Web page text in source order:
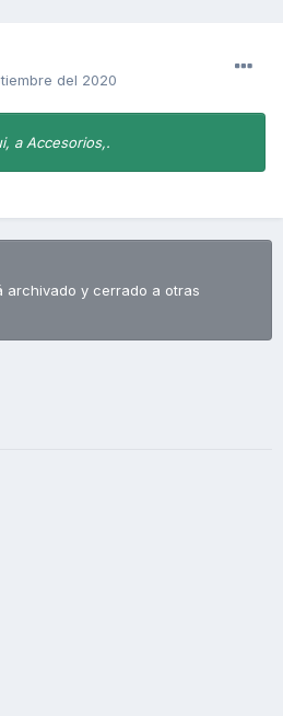
del 2020
a Accesorios,.
archivado y cerrado a otras